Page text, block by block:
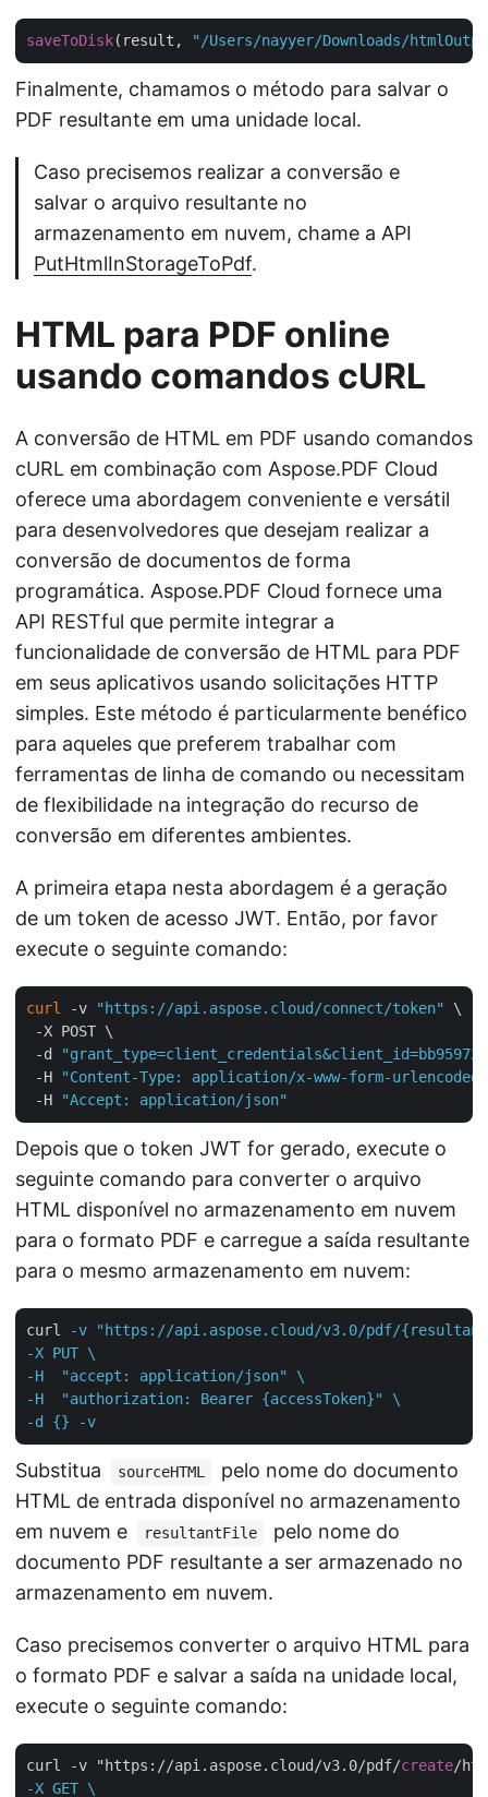
saveToDisk(result, "/Users/nayyer/Downloads/
Finalmente, chamamos o método para salvar o
PDF resultante em uma unidade local.
Caso precisemos realizar a conversão e
salvar o arquivo resultante no
armazenamento em nuvem, chame a API
PutHtmlInStorageToPdf.
HTML para PDF online
usando comandos cURL
A conversão de HTML em PDF usando comandos
cURL em combinação com Aspose.PDF Cloud
oferece uma abordagem conveniente e versátil
para desenvolvedores que desejam realizar a
conversão de documentos de forma
programática. Aspose.PDF Cloud fornece uma
API RESTful que permite integrar a
funcionalidade de conversão de HTML para PDF
em seus aplicativos usando solicitações HTTP
simples. Este método é particularmente benéfico
para aqueles que preferem trabalhar com
ferramentas de linha de comando ou necessitam
de flexibilidade na integração do recurso de
conversão em diferentes ambientes.
A primeira etapa nesta abordagem é a geração
de um token de acesso JWT. Então, por favor
execute o seguinte comando:
curl -v "https://api.aspose.cloud/connect/token"
\
-X POST \
-d
"grant_type=client_credentials&client_id=bb959721-
-H
"Content-Type: application/x-www-form-urlencoded"
-H
"Accept: application/json"
Depois que o token JWT for gerado, execute o
seguinte comando para converter o arquivo
HTML disponível no armazenamento em nuvem
para o formato PDF e carregue a saída resultante
para o mesmo armazenamento em nuvem:
curl
-v "https://api.aspose.cloud/v3.0/pdf/
-X PUT \
-H  "accept: application/json" \
-H  "authorization: Bearer {accessToken}" \
-d {} -v
Substitua sourceHTML
pelo nome do documento
HTML de entrada disponível no armazenamento
em nuvem e
resultantFile
pelo nome do
documento PDF resultante a ser armazenado no
armazenamento em nuvem.
Caso precisemos converter o arquivo HTML para
o formato PDF e salvar a saída na unidade local,
execute o seguinte comando:
curl -v "https://api.aspose.cloud/v3.0/pdf/create/
-X GET \